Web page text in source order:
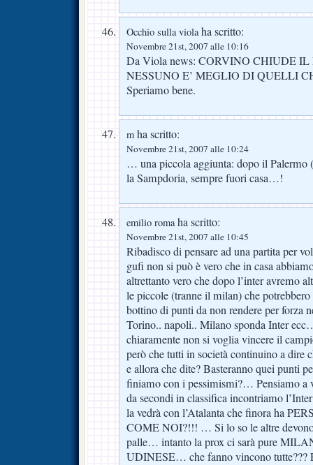
Occhio sulla violaha scritto:
Novembre 21st, 2007 alle 10:16
Da Viola news: CORVINO CHIUDE
NESSUNO E’ MEGLIO DI QUELLI
Speriamo bene.
m ha scritto:
Novembre 21st, 2007 alle 10:24
… una piccola aggiunta: dopo il Palermo
la Sampdoria, sempre fuori casa…!
emilio romaha scritto:
Novembre 21st, 2007 alle 10:45
Ribadisco di pensare ad una partita per
gufi non si può è vero che in casa
altrettanto vero che dopo l’inter avremo
le piccole (tranne il milan) che
bottino di punti da non rendere per forza
Torino.. napoli.. Milano sponda Inter
chiaramente non si voglia vincere il
però che tutti in società continuino a
e allora che dite? Basteranno quei punti
finiamo con i pessimismi?… Pensiamo
da secondi in classifica incontriamo
la vedrà con l’Atalanta che finora ha
COME NOI?!!! … Si lo so le altre
palle… intanto la prox ci sarà pure
UDINESE… che fanno vincono